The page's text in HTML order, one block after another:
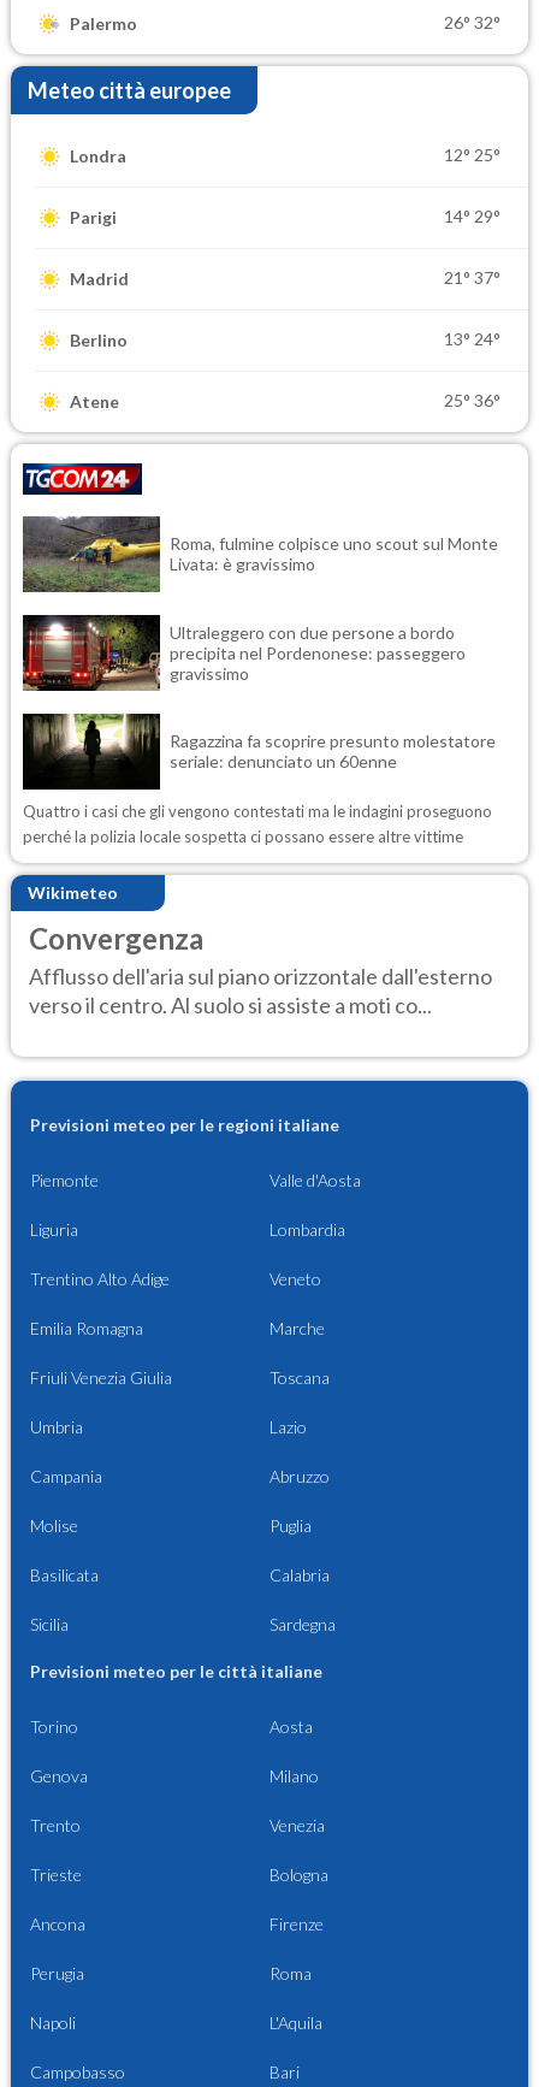
Palermo 26° 32°
Meteo città europee
Londra 12° 25°
Parigi 14° 29°
Madrid 21° 37°
Berlino 13° 24°
Atene 25° 36°
Roma, fulmine colpisce uno scout sul Monte
Livata: è gravissimo
Ultraleggero con due persone a bordo
precipita nel Pordenonese: passeggero
gravissimo
Ragazzina fa scoprire presunto molestatore
seriale: denunciato un 60enne
Quattro i casi che gli vengono contestati ma le indagini proseguono
perché la polizia locale sospetta ci possano essere altre vittime
Wikimeteo
Convergenza
Afflusso dell'aria sul piano orizzontale dall'esterno
verso il centro. Al suolo si assiste a moti co...
Previsioni meteo per le regioni italiane
Piemonte Valle d'Aosta
Liguria Lombardia
Trentino Alto Adige Veneto
Emilia Romagna Marche
Friuli Venezia Giulia Toscana
Umbria Lazio
Campania Abruzzo
Molise Puglia
Basilicata Calabria
Sicilia Sardegna
Previsioni meteo per le città italiane
Torino Aosta
Genova Milano
Trento Venezia
Trieste Bologna
Ancona Firenze
Perugia Roma
Napoli L'Aquila
Campobasso Bari